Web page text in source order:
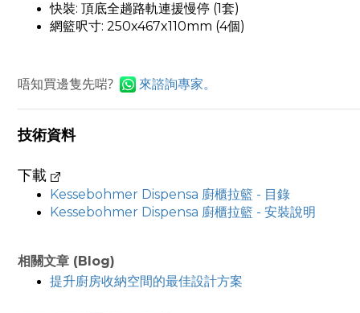
快裝: 頂底全趟路軌連援慢停 (1套)
網籃呎寸: 250x467x110mm (4個)
唔知買邊隻先啱? 來諮詢專家。
技術資料
下載
Kessebohmer Dispensa 廚櫃拉籃 - 目錄
Kessebohmer Dispensa 廚櫃拉籃 - 安裝說明
相關文章 (Blog)
提升廚房收納空間的最佳設計方案